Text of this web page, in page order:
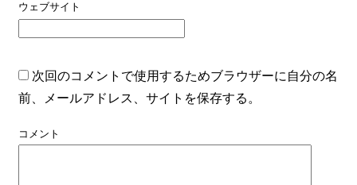
ウェブサイト
次回のコメントで使用するためブラウザーに自分の名
前、メールアドレス、サイトを保存する。
コメント